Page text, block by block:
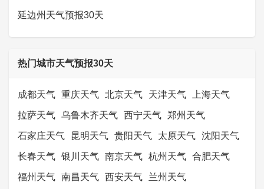
延边州天气预报30天
热门城市天气预报30天
成都天气 重庆天气 北京天气 天津天气 上海天气
拉萨天气 乌鲁木齐天气 西宁天气 郑州天气
石家庄天气 昆明天气 贵阳天气 太原天气 沈阳天气
长春天气 银川天气 南京天气 杭州天气 合肥天气
福州天气 南昌天气 西安天气 兰州天气